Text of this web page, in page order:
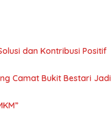
dan Kontribusi Positif
Camat Bukit Bestari Jadi